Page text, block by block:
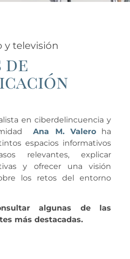
y televisión
de
en ciberdelincuencia y
Ana M. Valero ha
espacios informativos
relevantes, explicar
y ofrecer una visión
los retos del entorno
algunas de las
más destacadas.